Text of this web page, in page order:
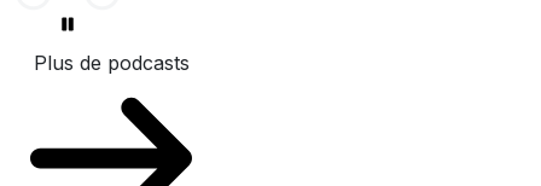
Plus de podcasts